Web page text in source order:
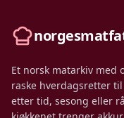
Et norsk matarkiv med
raske hverdagsretter
etter tid, sesong eller